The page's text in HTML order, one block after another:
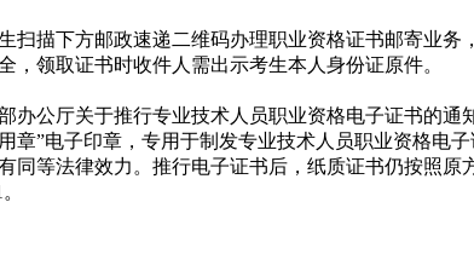
描下方邮政速递二维码办理职业资格证书邮寄业务
，领取证书时收件人需出示考生本人身份证原件。
公厅关于推行专业技术人员职业资格电子证书的通
章”电子印章，专用于制发专业技术人员职业资格电
同等法律效力。推行电子证书后，纸质证书仍按照